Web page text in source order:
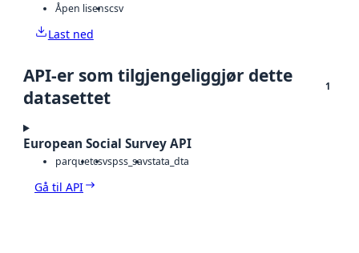
Åpen lisenscsv
Last ned
API-er som tilgjengeliggjør dette
datasettet
1
European Social Survey API
parquetcsvspss_savstata_dta
Gå til API